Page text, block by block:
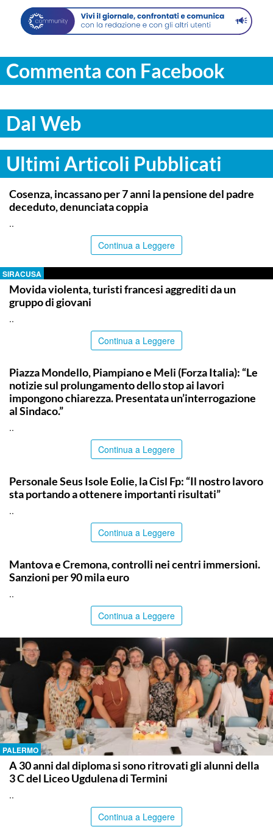
Commenta con Facebook
Dal Web
Ultimi Articoli Pubblicati
ITALPRESS
Cosenza, incassano per 7 anni la pensione del padre
deceduto, denunciata coppia
..
Continua a Leggere
SIRACUSA
Movida violenta, turisti francesi aggrediti da un
gruppo di giovani
..
Continua a Leggere
Piazza Mondello, Piampiano e Meli (Forza Italia): “Le
notizie sul prolungamento dello stop ai lavori
impongono chiarezza. Presentata un’interrogazione
al Sindaco.”
..
Continua a Leggere
Personale Seus Isole Eolie, la Cisl Fp: “Il nostro lavoro
sta portando a ottenere importanti risultati”
..
Continua a Leggere
Mantova e Cremona, controlli nei centri immersioni.
Sanzioni per 90 mila euro
..
Continua a Leggere
PALERMO
A 30 anni dal diploma si sono ritrovati gli alunni della
3 C del Liceo Ugdulena di Termini
..
Continua a Leggere